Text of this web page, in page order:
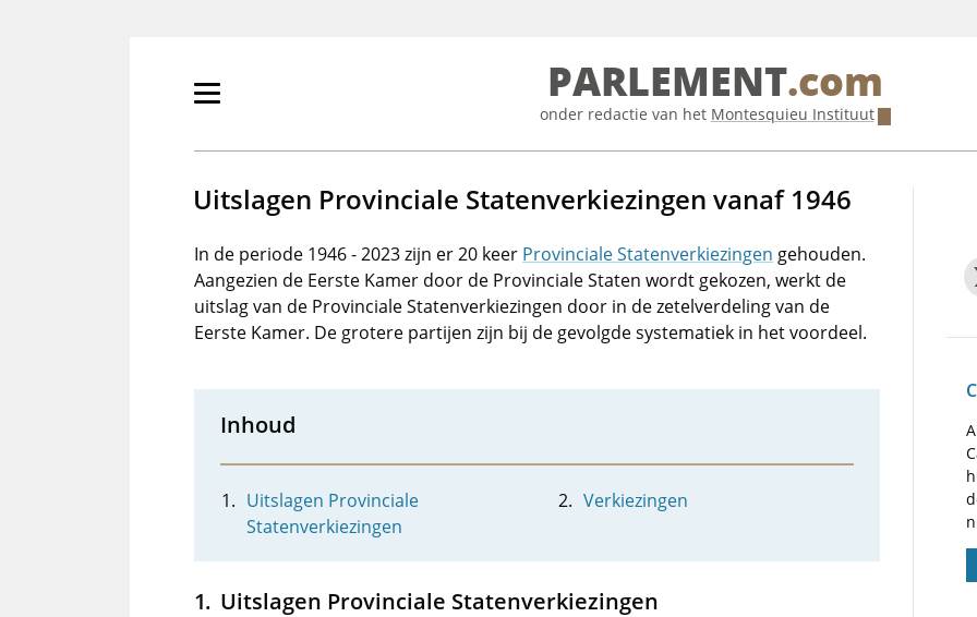
Primair
tonen/verbergen
PARLEMENT.com
onder redactie van het Montesquieu Instituut
Uitslagen Provinciale Statenverkiezingen vanaf 1946
In de periode 1946 - 2023 zijn er 20 keer Provinciale Statenverkiezingen gehouden.
Aangezien de Eerste Kamer door de Provinciale Staten wordt gekozen, werkt de
uitslag van de Provinciale Statenverkiezingen door in de zetelverdeling van de
Eerste Kamer. De grotere partijen zijn bij de gevolgde systematiek in het voordeel.
Inhoud
Uitslagen Provinciale
Statenverkiezingen
Verkiezingen
Uitslagen Provinciale Statenverkiezingen